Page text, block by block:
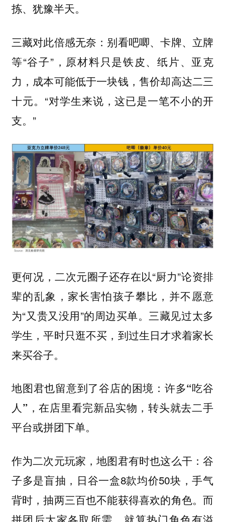
拣、犹豫半天。
三藏对此倍感无奈：别看吧唧、卡牌、立牌
等“谷子”，原材料只是铁皮、纸片、亚克
力，成本可能低于一块钱，售价却高达二三
十元。“对学生来说，这已是一笔不小的开
支。”
更何况，二次元圈子还存在以“厨力”论资排
辈的乱象，家长害怕孩子攀比，并不愿意
为“又贵又没用”的周边买单。三藏见过太多
学生，平时只逛不买，到过生日才求着家长
来买谷子。
地图君也留意到了谷店的困境： 许多“吃谷
人”，在店里看完新品实物，转头就去二手
平台或拼团下单。
作为二次元玩家，地图君有时也这么干：谷
子多是盲抽，日谷一盒8款均价50块，手气
背时，抽两三百也不能获得喜欢的角色。而
拼团后大家各取所需，就算热门角色有溢